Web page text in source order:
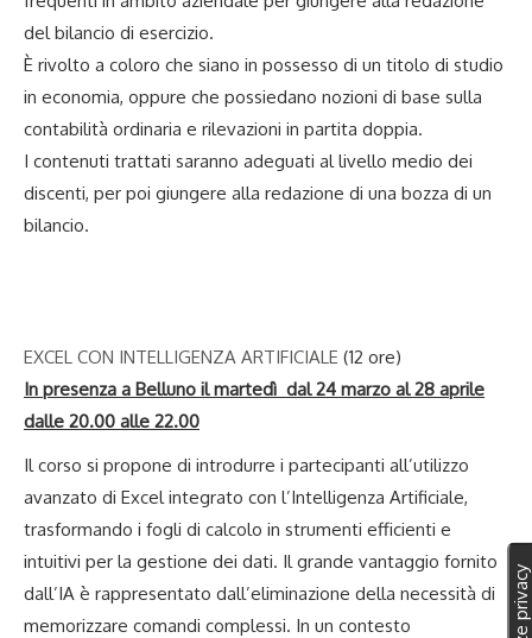
del bilancio di esercizio.
È rivolto a coloro che siano in possesso di un titolo di studio
in economia, oppure che possiedano nozioni di base sulla
contabilità ordinaria e rilevazioni in partita doppia.
I contenuti trattati saranno adeguati al livello medio dei
discenti, per poi giungere alla redazione di una bozza di un
bilancio.
EXCEL CON INTELLIGENZA ARTIFICIALE (12 ore)
In presenza a Belluno il martedì dal 24 marzo al 28 aprile
dalle 20.00 alle 22.00
Il corso si propone di introdurre i partecipanti all’utilizzo
avanzato di Excel integrato con l’Intelligenza Artificiale,
trasformando i fogli di calcolo in strumenti efficienti e
intuitivi per la gestione dei dati. Il grande vantaggio fornito
dall’IA è rappresentato dall’eliminazione della necessità di
memorizzare comandi complessi. In un contesto